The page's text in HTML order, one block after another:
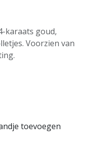
karaats goud,
Voorzien van
toevoegen